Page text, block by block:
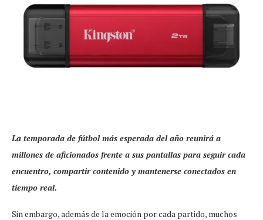
La temporada de fútbol más esperada del año reunirá a
millones de aficionados frente a sus pantallas para seguir cada
encuentro, compartir contenido y mantenerse conectados en
tiempo real.
Sin embargo, además de la emoción por cada partido, muchos